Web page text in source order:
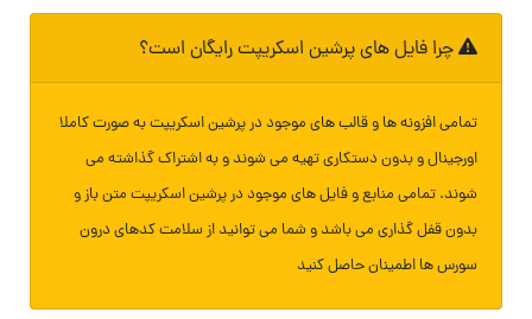
چرا فایل های پرشین اسکریپت رایگان است؟
تمامی افزونه ها و قالب های موجود در پرشین اسکریپت به صورت کاملا
اورجینال و بدون دستکاری تهیه می شوند و به اشتراک گذاشته می
شوند. تمامی منابع و فایل های موجود در پرشین اسکریپت متن باز و
بدون قفل گذاری می باشد و شما می توانید از سلامت کدهای درون
سورس ها اطمینان حاصل کنید